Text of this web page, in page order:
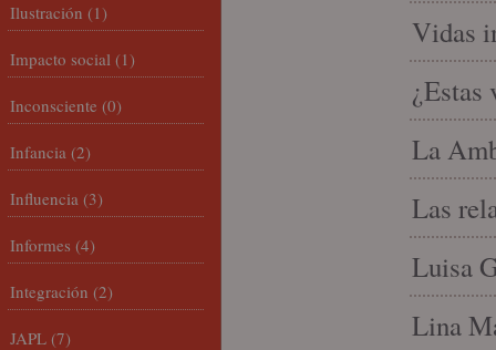
Vidas
¿Estas
La
Las
Luisa
Lina
Ilustración (1)
Impacto social (1)
Inconsciente (0)
Infancia (2)
Influencia (3)
Informes (4)
Integración (2)
JAPL (7)